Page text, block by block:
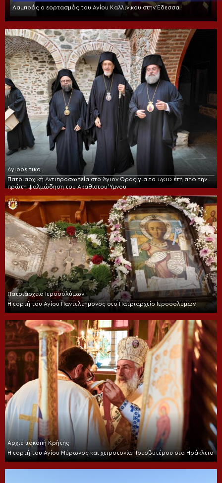
Λαμπρός ο εορτασμός του Αγίου Καλλινίκου στην Έδεσσα
Αγιορείτικα
Πατριαρχική Αντιπροσωπεία στο Άγιον Όρος για τα 1400 έτη από την
πρώτη ψαλμώδηση του Ακαθίστου Ύμνου
Πατριαρχείο Ιεροσολύμων
Η εορτή του Αγίου Παντελεήμονος στο Πατριαρχείο Ιεροσολύμων
Αρχιεπισκοπή Κρήτης
Η εορτή του Αγίου Μύρωνος και χειροτονία Πρεσβυτέρου στο Ηράκλειο